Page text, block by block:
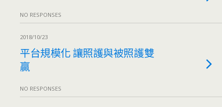
NO RESPONSES
2018/10/23
平台規模化 讓照護與被照護雙
贏
NO RESPONSES